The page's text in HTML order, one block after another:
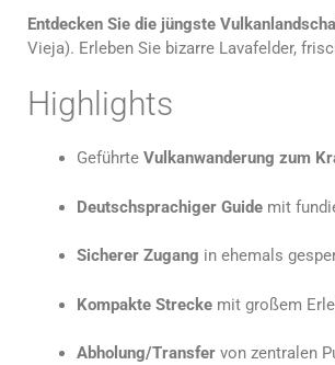
Entdecken Sie die jüngste
Vieja). Erleben Sie bizarre Lavafelder,
Highlights
Geführte Vulkanwanderung zum
Deutschsprachiger Guide mit
Sicherer Zugang in ehemals
Kompakte Strecke mit großem
Abholung/Transfer von zentralen